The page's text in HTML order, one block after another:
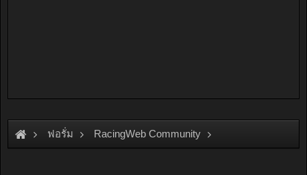
ฟอรั่ม RacingWeb Community